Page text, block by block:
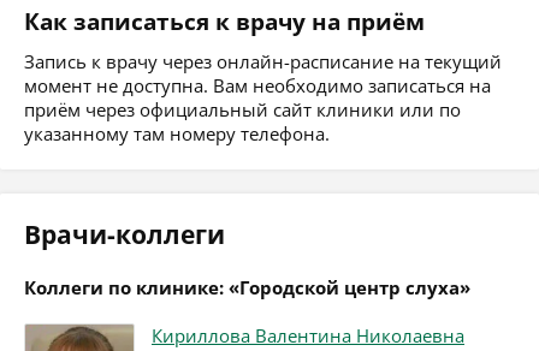
Как записаться к врачу на приём
Запись к врачу через онлайн-расписание на текущий
момент не доступна. Вам необходимо записаться на
приём через официальный сайт клиники или по
указанному там номеру телефона.
Врачи-коллеги
Коллеги по клинике: «Городской центр слуха»
Кириллова Валентина Николаевна